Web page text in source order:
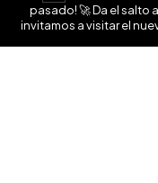
pasado! 🚀 Da el salto
invitamos a visitar el